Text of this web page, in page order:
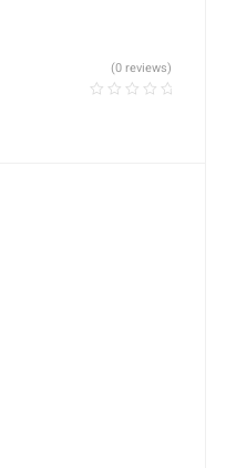
(0 reviews)